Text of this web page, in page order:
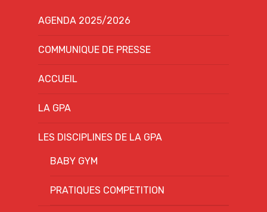
AGENDA 2025/2026
COMMUNIQUE DE PRESSE
ACCUEIL
LA GPA
LES DISCIPLINES DE LA GPA
BABY GYM
PRATIQUES COMPETITION